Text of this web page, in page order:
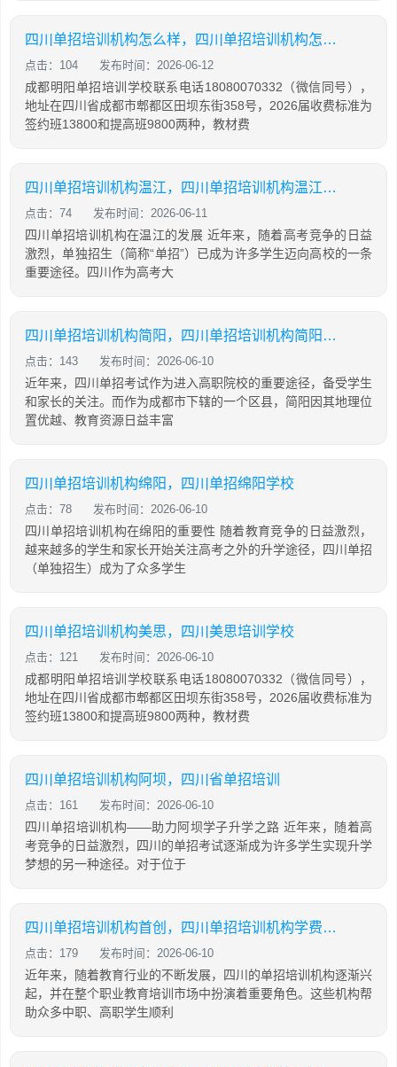
四川单招培训机构怎么样，四川单招培训机构怎么样知乎
点击：104 发布时间：2026-06-12
成都明阳单招培训学校联系电话18080070332（微信同号），
地址在四川省成都市郫都区田坝东街358号，2026届收费标准为
签约班13800和提高班9800两种，教材费
四川单招培训机构温江，四川单招培训机构温江有哪些
点击：74 发布时间：2026-06-11
四川单招培训机构在温江的发展 近年来，随着高考竞争的日益
激烈，单独招生（简称“单招”）已成为许多学生迈向高校的一条
重要途径。四川作为高考大
四川单招培训机构简阳，四川单招培训机构简阳地址
点击：143 发布时间：2026-06-10
近年来，四川单招考试作为进入高职院校的重要途径，备受学生
和家长的关注。而作为成都市下辖的一个区县，简阳因其地理位
置优越、教育资源日益丰富
四川单招培训机构绵阳，四川单招绵阳学校
点击：78 发布时间：2026-06-10
四川单招培训机构在绵阳的重要性 随着教育竞争的日益激烈，
越来越多的学生和家长开始关注高考之外的升学途径，四川单招
（单独招生）成为了众多学生
四川单招培训机构美思，四川美思培训学校
点击：121 发布时间：2026-06-10
成都明阳单招培训学校联系电话18080070332（微信同号），
地址在四川省成都市郫都区田坝东街358号，2026届收费标准为
签约班13800和提高班9800两种，教材费
四川单招培训机构阿坝，四川省单招培训
点击：161 发布时间：2026-06-10
四川单招培训机构——助力阿坝学子升学之路 近年来，随着高
考竞争的日益激烈，四川的单招考试逐渐成为许多学生实现升学
梦想的另一种途径。对于位于
四川单招培训机构首创，四川单招培训机构学费大概是多少
点击：179 发布时间：2026-06-10
近年来，随着教育行业的不断发展，四川的单招培训机构逐渐兴
起，并在整个职业教育培训市场中扮演着重要角色。这些机构帮
助众多中职、高职学生顺利